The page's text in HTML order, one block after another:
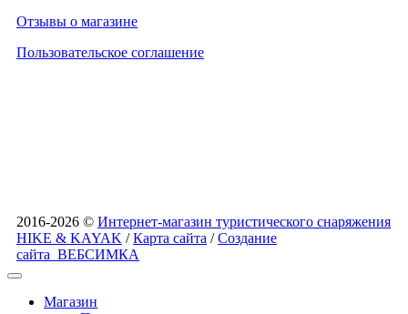
Отзывы о магазине
Пользовательское соглашение
2016-2026 © Интернет-магазин туристического снаряжения
HIKE & KAYAK /Карта сайта /Создание
сайта ВЕБСИМКА
Магазин